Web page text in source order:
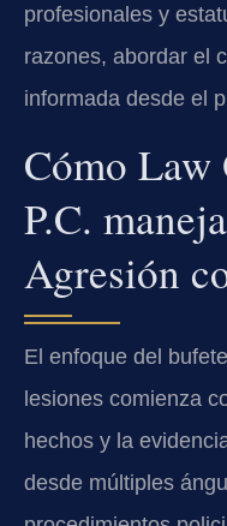
profesionales y
razones, abordar el
informada desde el
Cómo Law
P.C.
Agresión
El enfoque del
lesiones comienza
hechos y la
desde múltiples